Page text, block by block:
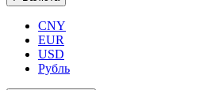
CNY
EUR
USD
Рубль